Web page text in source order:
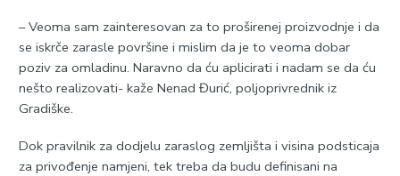
– Veoma sam zainteresovan za to proširenej proizvodnje i da
se iskrče zarasle površine i mislim da je to veoma dobar
poziv za omladinu. Naravno da ću aplicirati i nadam se da ću
nešto realizovati- kaže Nenad Đurić, poljoprivrednik iz
Gradiške.
Dok pravilnik za dodjelu zaraslog zemljišta i visina podsticaja
za privođenje namjeni, tek treba da budu definisani na